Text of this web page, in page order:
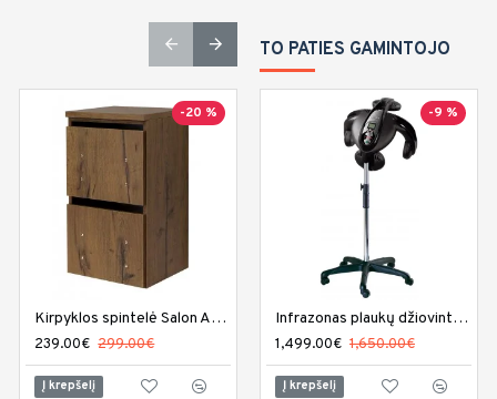
-20 %
Kirpyklos spintelė Salon Ambience Bridge
239.00€ 299.00€
Į krepšelį
-20 %
Kirpyklos spintelė Salon Ambience Cannes
239.00€ 299.00€
Į krepšelį
TO PATIES GAMINTOJO
-9 %
Infrazonas plaukų džiovintuvas Sibel Climaco
1,499.00€ 1,650.00€
Į krepšelį